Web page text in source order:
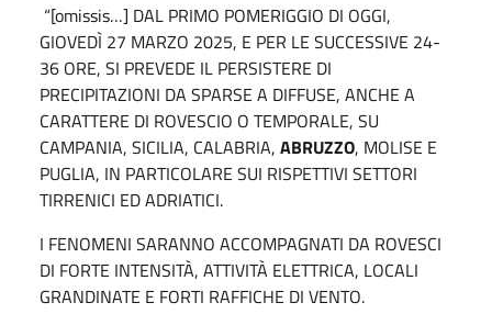
“[omissis…] DAL PRIMO POMERIGGIO DI OGGI,
GIOVEDÌ 27 MARZO 2025, E PER LE SUCCESSIVE 24-
36 ORE, SI PREVEDE IL PERSISTERE DI
PRECIPITAZIONI DA SPARSE A DIFFUSE, ANCHE A
CARATTERE DI ROVESCIO O TEMPORALE, SU
CAMPANIA, SICILIA, CALABRIA, ABRUZZO, MOLISE E
PUGLIA, IN PARTICOLARE SUI RISPETTIVI SETTORI
TIRRENICI ED ADRIATICI.
I FENOMENI SARANNO ACCOMPAGNATI DA ROVESCI
DI FORTE INTENSITÀ, ATTIVITÀ ELETTRICA, LOCALI
GRANDINATE E FORTI RAFFICHE DI VENTO.